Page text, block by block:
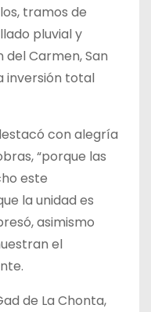
tramos de
pluvial y
del Carmen, San
inversión total
con alegría
“porque las
este
la unidad es
asimismo
el
de La Chonta,